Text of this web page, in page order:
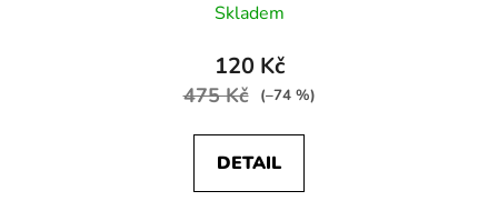
Skladem
120 Kč
475 Kč (–74 %)
DETAIL